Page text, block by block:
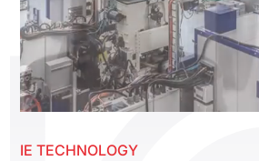
IE TECHNOLOGY